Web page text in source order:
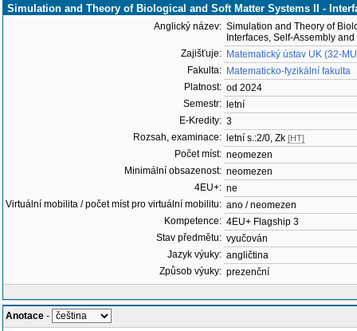
Simulation and Theory of Biological and Soft Matter Systems II -
Anglický název: Simulation and Theory of
Interfaces, Self-Assembly
Zajišťuje: Matematický ústav UK (32-
Fakulta: Matematicko-fyzikální fakulta
Platnost: od 2024
Semestr:
letní
E-Kredity: 3
Rozsah, examinace:
letní s.:2/0, Zk [HT]
Počet míst: neomezen
Minimální obsazenost: neomezen
4EU+: ne
Virtuální mobilita / počet míst pro virtuální mobilitu: ano / neomezen
Kompetence: 4EU+ Flagship 3
Stav předmětu: vyučován
Jazyk výuky: angličtina
Způsob výuky: prezenční
Anotace -